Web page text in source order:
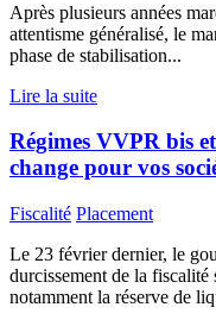
Après plusieurs années
attentisme généralisé, le
phase de stabilisation...
Lire la suite
Régimes VVPR bis
change pour vos
Fiscalité Placement
Le 23 février dernier, le
durcissement de la
notamment la réserve de